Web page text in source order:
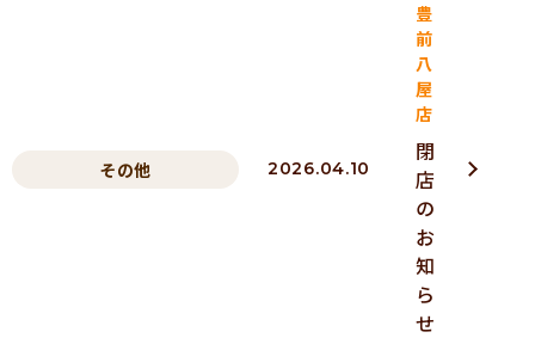
その他 2026.04.10
豊
前
八
屋
店
閉
店
の
お
知
ら
せ